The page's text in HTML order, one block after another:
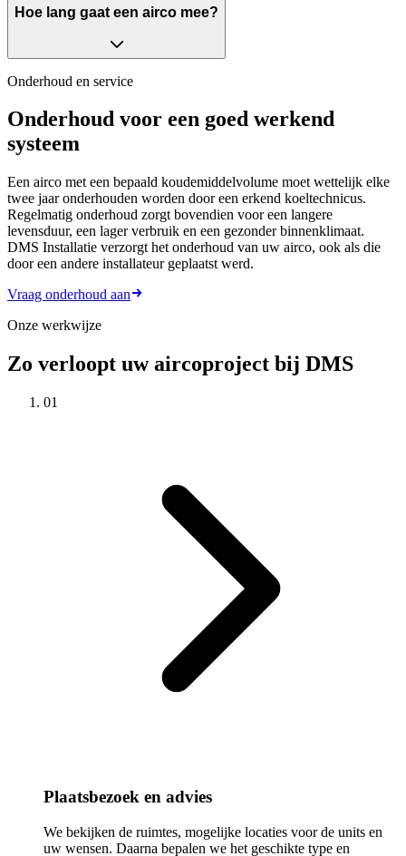
Hoe lang gaat een airco mee?
Onderhoud en service
Onderhoud voor een goed werkend
systeem
Een airco met een bepaald koudemiddelvolume moet wettelijk elke
twee jaar onderhouden worden door een erkend koeltechnicus.
Regelmatig onderhoud zorgt bovendien voor een langere
levensduur, een lager verbruik en een gezonder binnenklimaat.
DMS Installatie verzorgt het onderhoud van uw airco, ook als die
door een andere installateur geplaatst werd.
Vraag onderhoud aan
Onze werkwijze
Zo verloopt uw aircoproject bij DMS
01
Plaatsbezoek en advies
We bekijken de ruimtes, mogelijke locaties voor de units en
uw wensen. Daarna bepalen we het geschikte type en